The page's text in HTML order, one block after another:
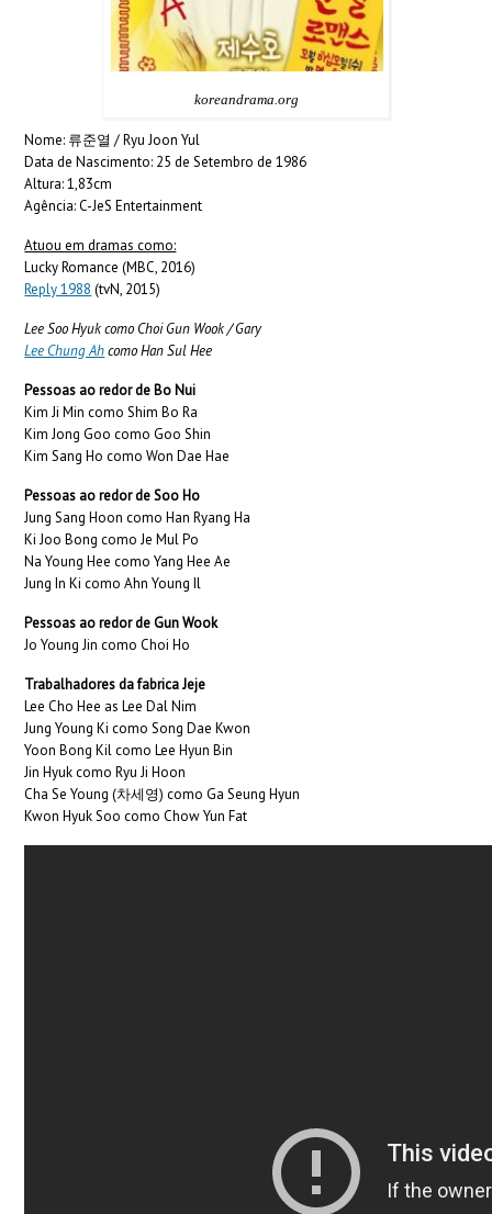
koreandrama.org
Nome: 류준열 / Ryu Joon Yul
Data de Nascimento: 25 de Setembro de 1986
Altura: 1,83cm
Agência: C-JeS Entertainment
Atuou em dramas como:
Lucky Romance (MBC, 2016)
Reply 1988 (tvN, 2015)
Lee Soo Hyuk como Choi Gun Wook / Gary
Lee Chung Ahcomo Han Sul Hee
Pessoas ao redor de Bo Nui
Kim Ji Min como Shim Bo Ra
Kim Jong Goo como Goo Shin
Kim Sang Ho como Won Dae Hae
Pessoas ao redor de Soo Ho
Jung Sang Hoon como Han Ryang Ha
Ki Joo Bong como Je Mul Po
Na Young Hee como Yang Hee Ae
Jung In Ki como Ahn Young Il
Pessoas ao redor de Gun Wook
Jo Young Jin como Choi Ho
Trabalhadores da fabrica Jeje
Lee Cho Hee as Lee Dal Nim
Jung Young Ki como Song Dae Kwon
Yoon Bong Kil como Lee Hyun Bin
Jin Hyuk como Ryu Ji Hoon
Cha Se Young (차세영) como Ga Seung Hyun
Kwon Hyuk Soo como Chow Yun Fat